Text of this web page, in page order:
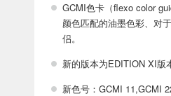
GCMI色卡（flexo color
颜色匹配的油墨色彩、对
侣。
新的版本为EDITION XI版
新色号：GCMI 11,GCMI